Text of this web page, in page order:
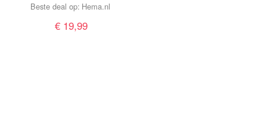
Beste deal op: hema.nl
€19,99